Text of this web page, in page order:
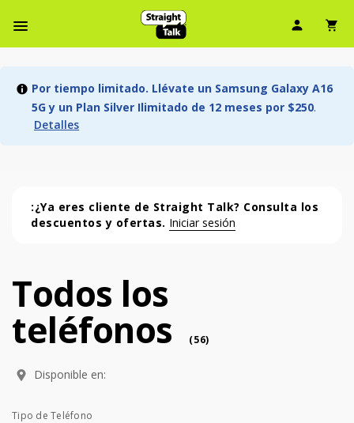
Menú de barra de navegación
Ícono
Por tiempo limitado. Llévate un Samsung Galaxy A16
5G y un Plan Silver Ilimitado de 12 meses por $250.
Detalles
:¿Ya eres cliente de Straight Talk? Consulta los
descuentos y ofertas. Iniciar sesión
Todos los teléfonos (56 phone )
Todos los
teléfonos (56)
Disponible en:
Tipo de Teléfono